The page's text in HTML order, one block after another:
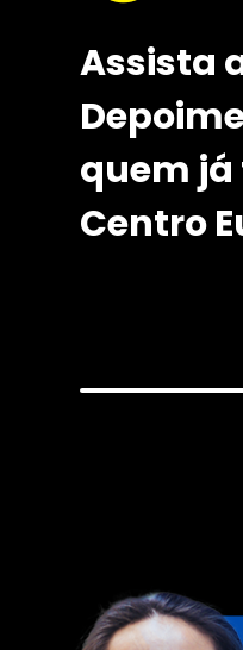
Assista
quem já
Centro